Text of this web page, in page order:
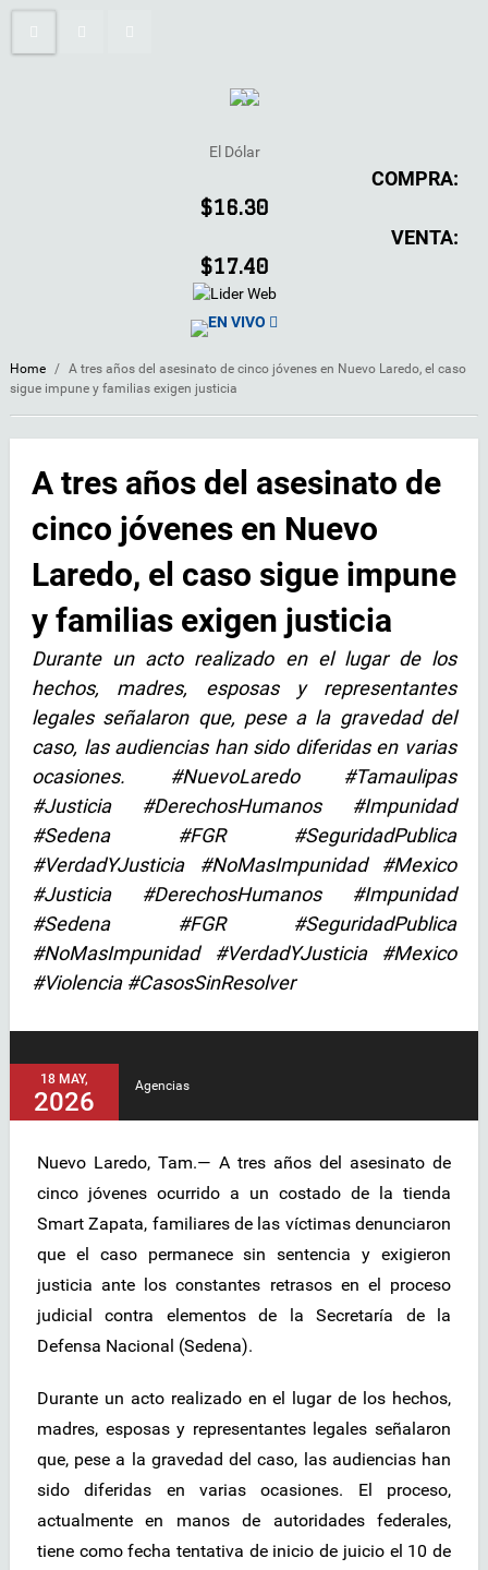
El Dólar
COMPRA:
$16.30
VENTA:
$17.40
EN VIVO
Home / A tres años del asesinato de cinco jóvenes en Nuevo Laredo, el caso
sigue impune y familias exigen justicia
A tres años del asesinato de
cinco jóvenes en Nuevo
Laredo, el caso sigue impune
y familias exigen justicia
Durante un acto realizado en el lugar de los
hechos, madres, esposas y representantes
legales señalaron que, pese a la gravedad del
caso, las audiencias han sido diferidas en varias
ocasiones. #NuevoLaredo #Tamaulipas
#Justicia #DerechosHumanos #Impunidad
#Sedena #FGR #SeguridadPublica
#VerdadYJusticia #NoMasImpunidad #Mexico
#Justicia #DerechosHumanos #Impunidad
#Sedena #FGR #SeguridadPublica
#NoMasImpunidad #VerdadYJusticia #Mexico
#Violencia #CasosSinResolver
18 MAY,
2026
Agencias
Nuevo Laredo, Tam.— A tres años del asesinato de
cinco jóvenes ocurrido a un costado de la tienda
Smart Zapata, familiares de las víctimas denunciaron
que el caso permanece sin sentencia y exigieron
justicia ante los constantes retrasos en el proceso
judicial contra elementos de la Secretaría de la
Defensa Nacional (Sedena).
Durante un acto realizado en el lugar de los hechos,
madres, esposas y representantes legales señalaron
que, pese a la gravedad del caso, las audiencias han
sido diferidas en varias ocasiones. El proceso,
actualmente en manos de autoridades federales,
tiene como fecha tentativa de inicio de juicio el 10 de